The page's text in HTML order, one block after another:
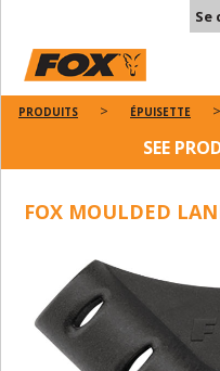
Se
PRODUITS ÉPUISETTE
SEE
FOX MOULDED